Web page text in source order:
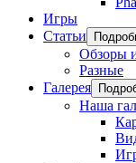
Игры
Статьи
Обзоры
Разные
Галерея
Наша